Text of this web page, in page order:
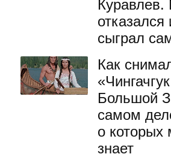
Куравлев.
сыграл
Как
Большой
самом
о которых
знает